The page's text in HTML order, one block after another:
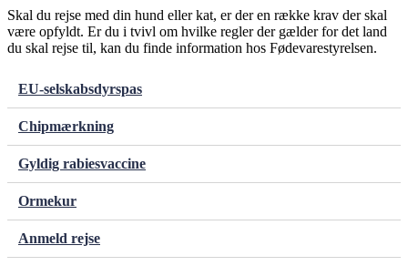
Skal du rejse med din hund eller kat, er der en række krav der skal
være opfyldt. Er du i tvivl om hvilke regler der gælder for det land
du skal rejse til, kan du finde information hos Fødevarestyrelsen.
EU-selskabsdyrspas
Chipmærkning
Gyldig rabiesvaccine
Ormekur
Anmeld rejse